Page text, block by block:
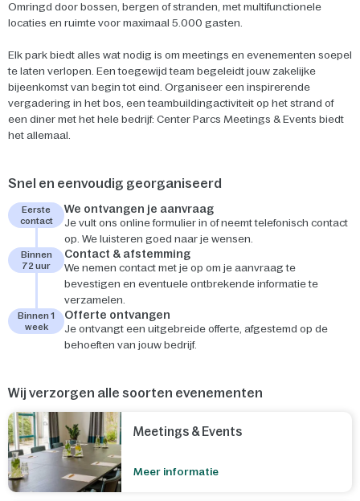
Omringd door bossen, bergen of stranden, met multifunctionele
locaties en ruimte voor maximaal 5.000 gasten.
Elk park biedt alles wat nodig is om meetings en evenementen soepel
te laten verlopen. Een toegewijd team begeleidt jouw zakelijke
bijeenkomst van begin tot eind. Organiseer een inspirerende
vergadering in het bos, een teambuildingactiviteit op het strand of
een diner met het hele bedrijf: Center Parcs Meetings & Events biedt
het allemaal.
Snel en eenvoudig georganiseerd
Eerste
contact
We ontvangen je aanvraag
Je vult ons online formulier in of neemt telefonisch contact
op. We luisteren goed naar je wensen.
Binnen
72 uur
Contact & afstemming
We nemen contact met je op om je aanvraag te
bevestigen en eventuele ontbrekende informatie te
verzamelen.
Binnen 1
week
Offerte ontvangen
Je ontvangt een uitgebreide offerte, afgestemd op de
behoeften van jouw bedrijf.
Wij verzorgen alle soorten evenementen
Meetings & Events
Meer informatie